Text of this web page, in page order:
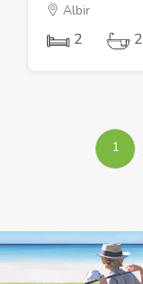
Albir
2 2
1